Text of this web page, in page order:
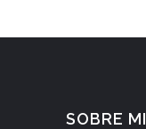
SOBRE MI